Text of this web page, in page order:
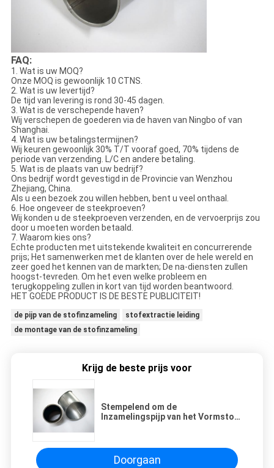
FAQ:
1. Wat is uw MOQ?
Onze MOQ is gewoonlijk 10 CTNS.
2. Wat is uw levertijd?
De tijd van levering is rond 30-45 dagen.
3. Wat is de verschepende haven?
Wij verschepen de goederen via de haven van Ningbo of van
Shanghai.
4. Wat is uw betalingstermijnen?
Wij keuren gewoonlijk 30% T/T vooraf goed, 70% tijdens de
periode van verzending. L/C en andere betaling.
5. Wat is de plaats van uw bedrijf?
Ons bedrijf wordt gevestigd in de Provincie van Wenzhou
Zhejiang, China.
Als u een bezoek zou willen hebben, bent u veel onthaal.
6. Hoe ongeveer de steekproeven?
Wij konden u de steekproeven verzenden, en de vervoerprijs zou
door u moeten worden betaald.
7. Waarom kies ons?
Echte producten met uitstekende kwaliteit en concurrerende
prijs; Het samenwerken met de klanten over de hele wereld en
zeer goed het kennen van de markten; De na-diensten zullen
hoogst-tevreden. Om het even welke probleem en
terugkoppeling zullen in kort van tijd worden beantwoord.
HET GOEDE PRODUCT IS DE BESTE PUBLICITEIT!
de pijp van de stofinzameling
stofextractie leiding
de montage van de stofinzameling
Krijg de beste prijs voor
Stempelend om de
Inzamelingspijp van het Vormstof,
Doorgaan